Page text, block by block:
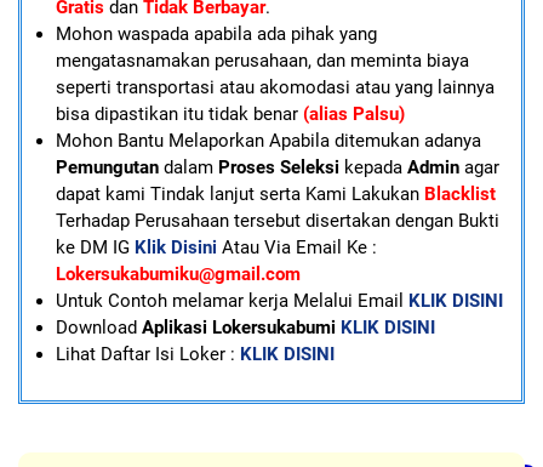
Gratisdan Tidak Berbayar.
Mohon waspada apabila ada pihak yang
mengatasnamakan perusahaan, dan meminta biaya
seperti transportasi atau akomodasi atau yang lainnya
bisa dipastikan itu tidak benar (alias Palsu)
Mohon Bantu Melaporkan Apabila ditemukan adanya
Pemungutandalam Proses Seleksi kepada Adminagar
dapat kami Tindak lanjut serta Kami LakukanBlacklist
Terhadap Perusahaan tersebut disertakan dengan Bukti
ke DM IG Klik Disini Atau Via Email Ke :
Lokersukabumiku@gmail.com
Untuk Contoh melamar kerja Melalui Email KLIK DISINI
Download Aplikasi Lokersukabumi KLIK DISINI
Lihat Daftar Isi Loker : KLIK DISINI